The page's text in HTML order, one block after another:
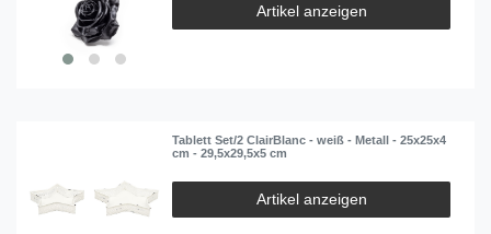
Artikel anzeigen
Tablett Set/2 ClairBlanc - weiß - Metall - 25x25x4
cm - 29,5x29,5x5 cm
Artikel anzeigen